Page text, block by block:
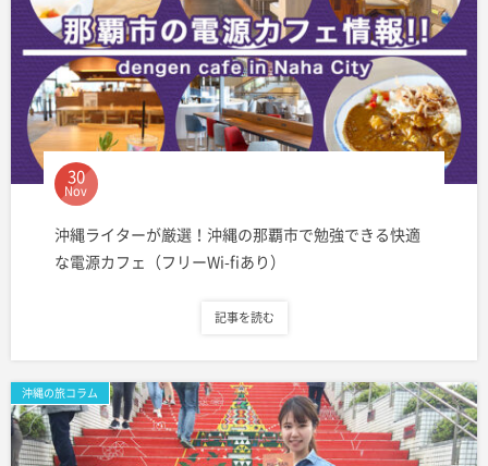
30
Nov
沖縄ライターが厳選！沖縄の那覇市で勉強できる快適
な電源カフェ（フリーWi-fiあり）
記事を読む
沖縄の旅コラム